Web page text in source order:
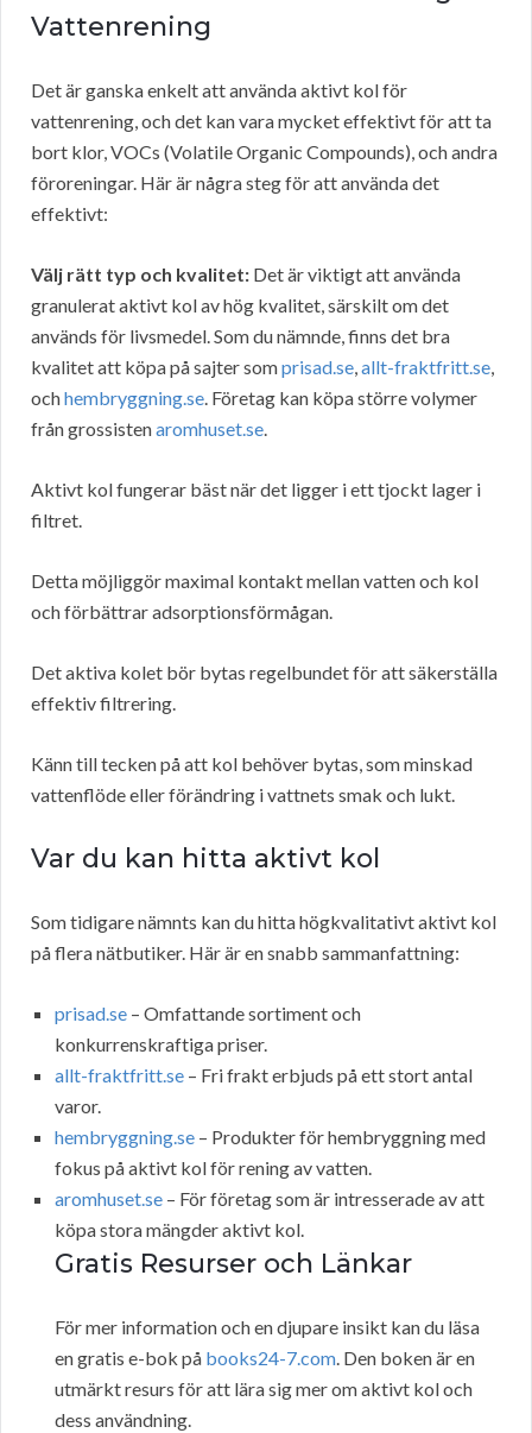
Vattenrening
Det är ganska enkelt att använda aktivt kol för
vattenrening, och det kan vara mycket effektivt för att ta
bort klor, VOCs (Volatile Organic Compounds), och andra
föroreningar. Här är några steg för att använda det
effektivt:
Välj rätt typ och kvalitet: Det är viktigt att använda
granulerat aktivt kol av hög kvalitet, särskilt om det
används för livsmedel. Som du nämnde, finns det bra
kvalitet att köpa på sajter somprisad.se,allt-fraktfritt.se,
ochhembryggning.se. Företag kan köpa större volymer
från grossistenaromhuset.se.
Aktivt kol fungerar bäst när det ligger i ett tjockt lager i
filtret.
Detta möjliggör maximal kontakt mellan vatten och kol
och förbättrar adsorptionsförmågan.
Det aktiva kolet bör bytas regelbundet för att säkerställa
effektiv filtrering.
Känn till tecken på att kol behöver bytas, som minskad
vattenflöde eller förändring i vattnets smak och lukt.
Var du kan hitta aktivt kol
Som tidigare nämnts kan du hitta högkvalitativt aktivt kol
på flera nätbutiker. Här är en snabb sammanfattning:
prisad.se – Omfattande sortiment och
konkurrenskraftiga priser.
allt-fraktfritt.se – Fri frakt erbjuds på ett stort antal
varor.
hembryggning.se – Produkter för hembryggning med
fokus på aktivt kol för rening av vatten.
aromhuset.se – För företag som är intresserade av att
köpa stora mängder aktivt kol.
Gratis Resurser och Länkar
För mer information och en djupare insikt kan du läsa
en gratis e-bok på books24-7.com. Den boken är en
utmärkt resurs för att lära sig mer om aktivt kol och
dess användning.